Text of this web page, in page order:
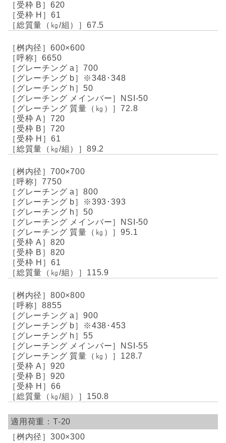
620
61
67.5
600×600
6650
700
※348･348
50
NSI-50
72.8
720
720
61
89.2
700×700
7750
800
※393･393
50
NSI-50
95.1
820
820
61
115.9
800×800
8855
900
※438･453
55
NSI-55
128.7
920
920
66
150.8
T-20
300×300